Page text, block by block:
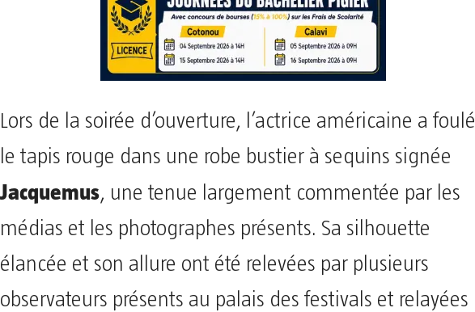
Lors de la soirée d’ouverture, l’actrice américaine a foulé
le tapis rouge dans une robe bustier à sequins signée
Jacquemus, une tenue largement commentée par les
médias et les photographes présents. Sa silhouette
élancée et son allure ont été relevées par plusieurs
observateurs présents au palais des festivals et relayées